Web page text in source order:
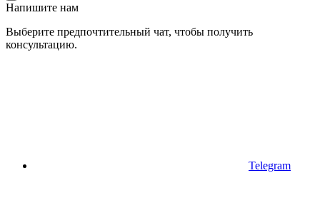
Напишите нам
Выберите предпочтительный чат, чтобы получить
консультацию.
Telegram